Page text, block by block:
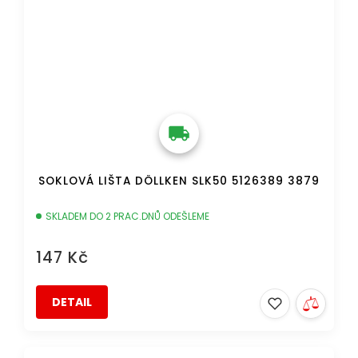
SOKLOVÁ LIŠTA DÖLLKEN SLK50 5126389 3879
SKLADEM DO 2 PRAC.DNŮ ODEŠLEME
147 Kč
DETAIL